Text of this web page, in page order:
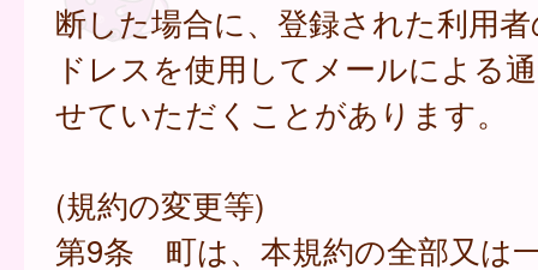
断した場合に、登録された利用
ドレスを使用してメールによる
せていただくことがあります。
(規約の変更等)
第9条 町は、本規約の全部又は